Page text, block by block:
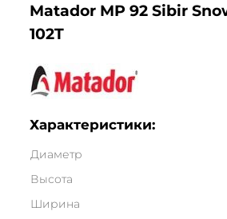
Matador MP 92 Sibir
102T
Характеристики:
Диаметр
Высота
Ширина